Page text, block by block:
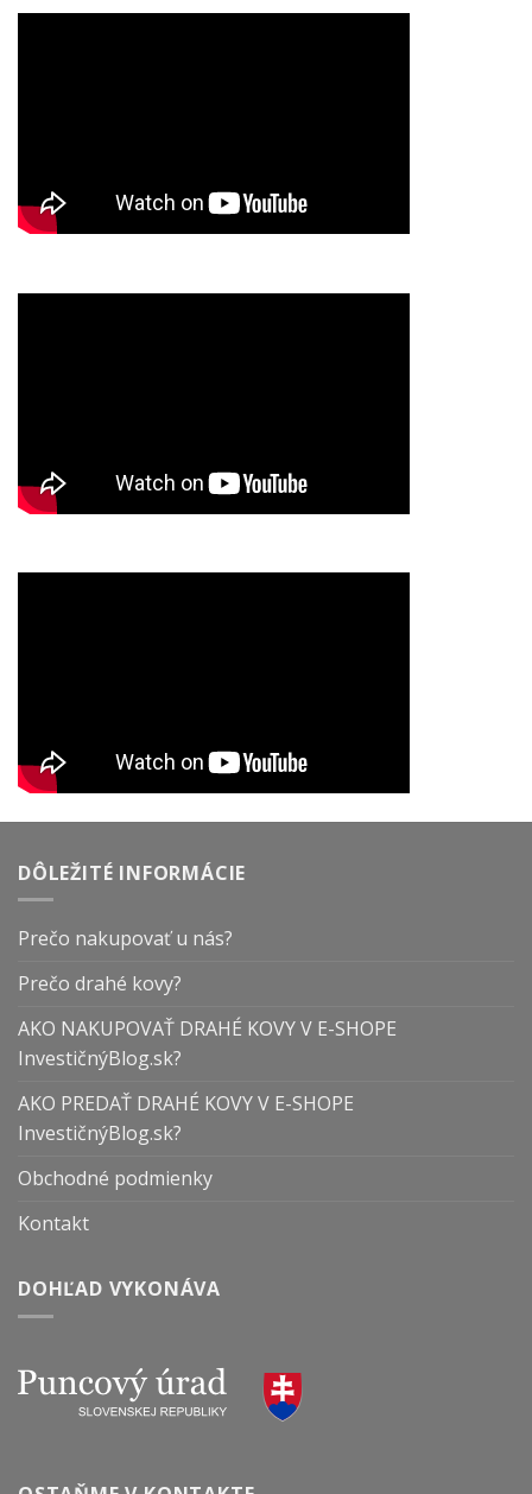
DÔLEŽITÉ INFORMÁCIE
Prečo nakupovať u nás?
Prečo drahé kovy?
AKO NAKUPOVAŤ DRAHÉ KOVY V E-SHOPE
InvestičnýBlog.sk?
AKO PREDAŤ DRAHÉ KOVY V E-SHOPE
InvestičnýBlog.sk?
Obchodné podmienky
Kontakt
DOHĽAD VYKONÁVA